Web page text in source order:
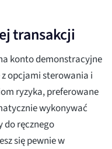
transakcji
konto demonstracyjne
opcjami sterowania i
ryzyka, preferowane
wykonywać
do ręcznego
się pewnie w